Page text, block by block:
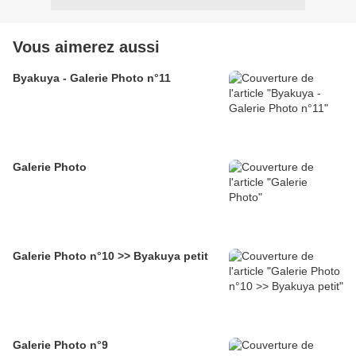
Vous aimerez aussi
Byakuya - Galerie Photo n°11
Galerie Photo
Galerie Photo n°10 >> Byakuya petit
Galerie Photo n°9